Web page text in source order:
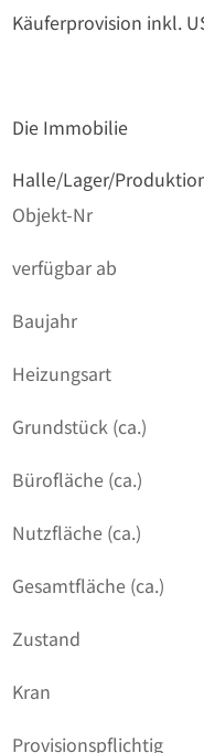
Käuferprovision inkl.
Die Immobilie
Halle/Lager/
Objekt-Nr
verfügbar ab
Baujahr
Heizungsart
Grundstück (ca.)
Bürofläche (ca.)
Nutzfläche (ca.)
Gesamtfläche (ca.)
Zustand
Kran
Provisionspflichtig